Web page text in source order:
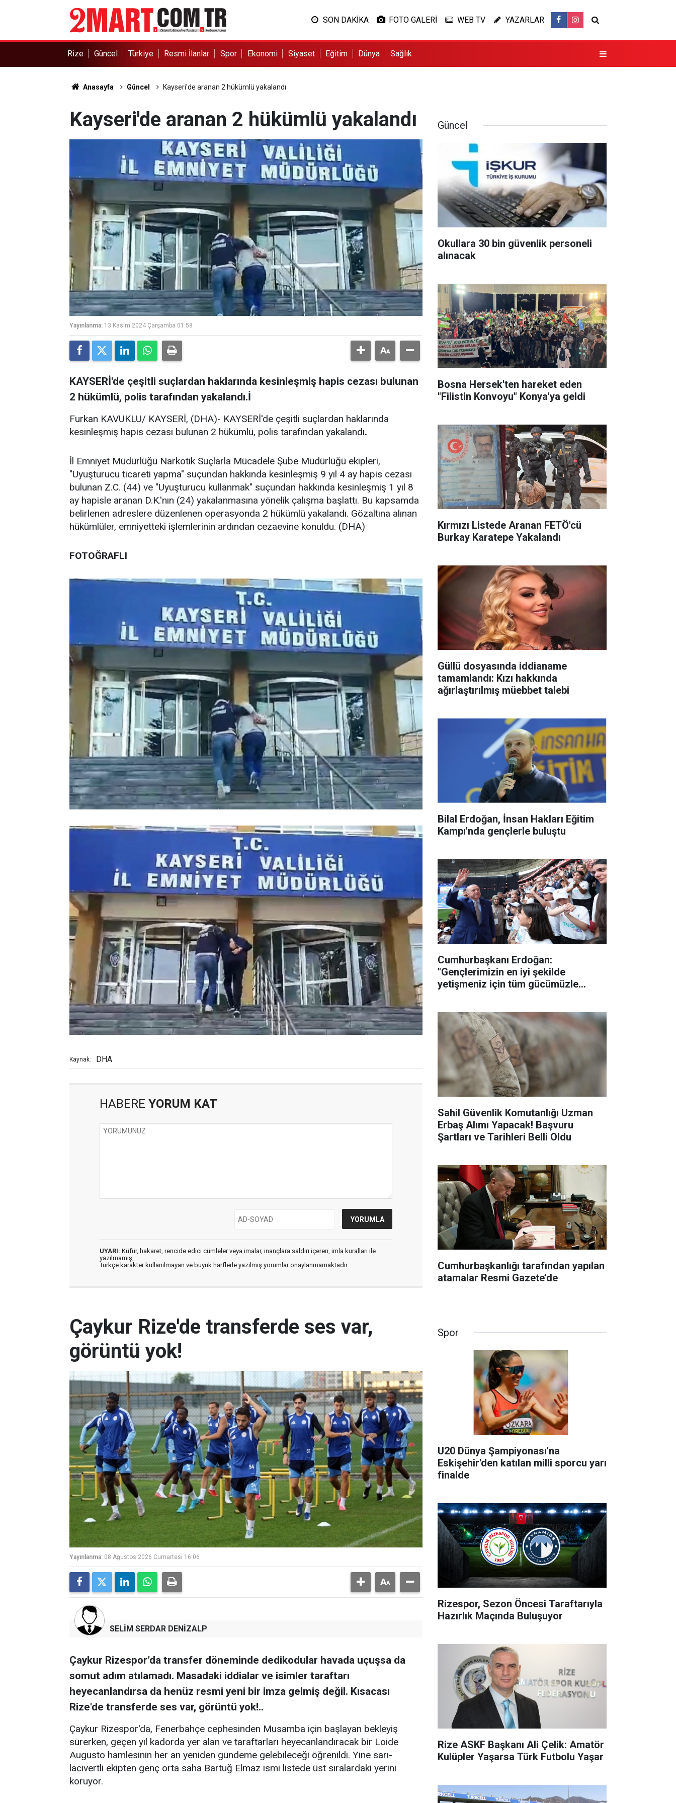
SON DAKİKA FOTO GALERİ WEB TV YAZARLAR
Rize Güncel Türkiye Resmi İlanlar Spor Ekonomi Siyaset Eğitim Dünya Sağlık
Anasayfa Güncel Kayseri'de aranan 2 hükümlü yakalandı
Kayseri'de aranan 2 hükümlü yakalandı
Yayınlanma: 13 Kasım 2024 Çarşamba 01:58
KAYSERİ'de çeşitli suçlardan haklarında kesinleşmiş hapis cezası bulunan
2 hükümlü, polis tarafından yakalandı.İ
Furkan KAVUKLU/ KAYSERİ, (DHA)- KAYSERİ'de çeşitli suçlardan haklarında
kesinleşmiş hapis cezası bulunan 2 hükümlü, polis tarafından yakalandı.
İl Emniyet Müdürlüğü Narkotik Suçlarla Mücadele Şube Müdürlüğü ekipleri,
"Uyuşturucu ticareti yapma" suçundan hakkında kesinleşmiş 9 yıl 4 ay hapis cezası
bulunan Z.C. (44) ve "Uyuşturucu kullanmak" suçundan hakkında kesinleşmiş 1 yıl 8
ay hapisle aranan D.K.'nın (24) yakalanmasına yönelik çalışma başlattı. Bu kapsamda
belirlenen adreslere düzenlenen operasyonda 2 hükümlü yakalandı. Gözaltına alınan
hükümlüler, emniyetteki işlemlerinin ardından cezaevine konuldu. (DHA)
FOTOĞRAFLI
Kaynak: DHA
HABERE YORUM KAT
UYARI: Küfür, hakaret, rencide edici cümleler veya imalar, inançlara saldırı içeren, imla kuralları ile
yazılmamış,
Türkçe karakter kullanılmayan ve büyük harflerle yazılmış yorumlar onaylanmamaktadır.
Güncel
Okullara 30 bin güvenlik personeli
alınacak
Bosna Hersek'ten hareket eden
"Filistin Konvoyu" Konya'ya geldi
Kırmızı Listede Aranan FETÖ'cü
Burkay Karatepe Yakalandı
Güllü dosyasında iddianame
tamamlandı: Kızı hakkında
ağırlaştırılmış müebbet talebi
Bilal Erdoğan, İnsan Hakları Eğitim
Kampı'nda gençlerle buluştu
Cumhurbaşkanı Erdoğan:
"Gençlerimizin en iyi şekilde
yetişmeniz için tüm gücümüzle
Sahil Güvenlik Komutanlığı Uzman
Erbaş Alımı Yapacak! Başvuru
Şartları ve Tarihleri Belli Oldu
Cumhurbaşkanlığı tarafından yapılan
atamalar Resmi Gazete’de
Çaykur Rize'de transferde ses var,
görüntü yok!
Yayınlanma: 08 Ağustos 2026 Cumartesi 16:06
SELİM SERDAR DENİZALP
Çaykur Rizespor’da transfer döneminde dedikodular havada uçuşsa da
somut adım atılamadı. Masadaki iddialar ve isimler taraftarı
heyecanlandırsa da henüz resmi yeni bir imza gelmiş değil. Kısacası
Rize'de transferde ses var, görüntü yok!..
Çaykur Rizespor'da, Fenerbahçe cephesinden Musamba için başlayan bekleyiş
sürerken, geçen yıl kadorda yer alan ve taraftarları heyecanlandıracak bir Loide
Augusto hamlesinin her an yeniden gündeme gelebileceği öğrenildi. Yine sarı-
lacivertli ekipten genç orta saha Bartuğ Elmaz ismi listede üst sıralardaki yerini
koruyor.
Spor
U20 Dünya Şampiyonası'na
Eskişehir'den katılan milli sporcu yarı
finalde
Rizespor, Sezon Öncesi Taraftarıyla
Hazırlık Maçında Buluşuyor
Rize ASKF Başkanı Ali Çelik: Amatör
Kulüpler Yaşarsa Türk Futbolu Yaşar